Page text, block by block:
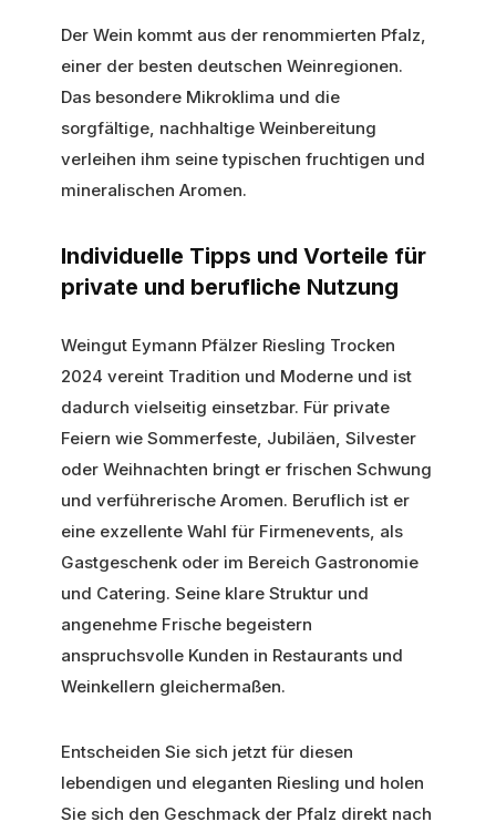
Der Wein kommt aus der renommierten Pfalz,
einer der besten deutschen Weinregionen.
Das besondere Mikroklima und die
sorgfältige, nachhaltige Weinbereitung
verleihen ihm seine typischen fruchtigen und
mineralischen Aromen.
Individuelle Tipps und Vorteile für
private und berufliche Nutzung
Weingut Eymann Pfälzer Riesling Trocken
2024 vereint Tradition und Moderne und ist
dadurch vielseitig einsetzbar. Für private
Feiern wie Sommerfeste, Jubiläen, Silvester
oder Weihnachten bringt er frischen Schwung
und verführerische Aromen. Beruflich ist er
eine exzellente Wahl für Firmenevents, als
Gastgeschenk oder im Bereich Gastronomie
und Catering. Seine klare Struktur und
angenehme Frische begeistern
anspruchsvolle Kunden in Restaurants und
Weinkellern gleichermaßen.
Entscheiden Sie sich jetzt für diesen
lebendigen und eleganten Riesling und holen
Sie sich den Geschmack der Pfalz direkt nach